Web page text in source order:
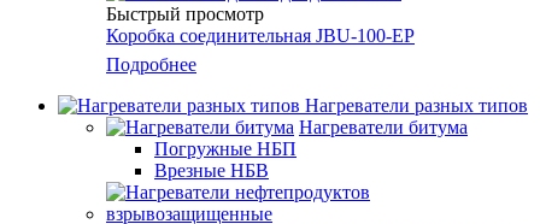
Быстрый просмотр
Коробка соединительная JBU-100-EP
Подробнее
Нагреватели разных типов
Нагреватели битума
Погружные НБП
Врезные НБВ